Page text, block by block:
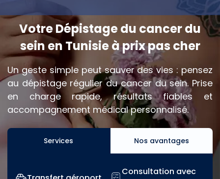
Votre Dépistage du cancer du
sein en Tunisie à prix pas cher
Un geste simple peut sauver des vies : pensez
au dépistage régulier du cancer du sein. Prise
en charge rapide, résultats fiables et
accompagnement médical personnalisé.
Services Nos avantages
Consultation avec